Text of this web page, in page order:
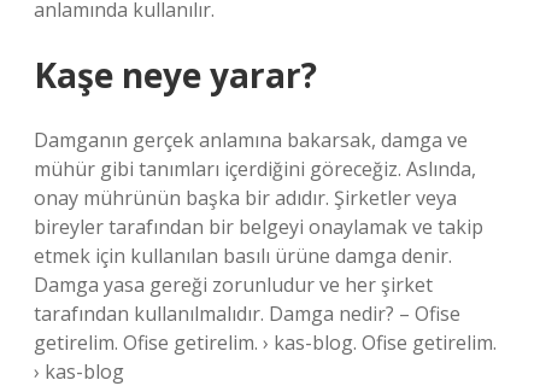
anlamında kullanılır.
Kaşe neye yarar?
Damganın gerçek anlamına bakarsak, damga ve
mühür gibi tanımları içerdiğini göreceğiz. Aslında,
onay mührünün başka bir adıdır. Şirketler veya
bireyler tarafından bir belgeyi onaylamak ve takip
etmek için kullanılan basılı ürüne damga denir.
Damga yasa gereği zorunludur ve her şirket
tarafından kullanılmalıdır. Damga nedir? – Ofise
getirelim. Ofise getirelim. › kas-blog. Ofise getirelim.
› kas-blog